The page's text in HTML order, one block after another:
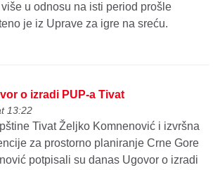
u odnosu na isti period prošle
je iz Uprave za igre na sreću.
o izradi PUP-a Tivat
13:22
Tivat Željko Komnenović i izvršna
za prostorno planiranje Crne Gore
potpisali su danas Ugovor o izradi